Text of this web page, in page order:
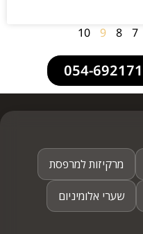
7
8
9
10
מרקיזות למרפסת
שערי אלומיניום